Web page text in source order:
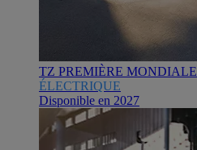
TZ PREMIÈRE MONDIALE
ÉLECTRIQUE
Disponible en 2027